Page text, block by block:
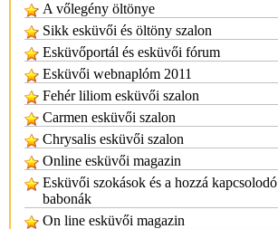
A vőlegény öltönye
Sikk esküvői és öltöny szalon
Esküvőportál és esküvői fórum
Esküvői webnaplóm 2011
Fehér liliom esküvői szalon
Carmen esküvői szalon
Chrysalis esküvői szalon
Online esküvői magazin
Esküvői szokások és a hozzá kapcsolodó
babonák
On line esküvői magazin